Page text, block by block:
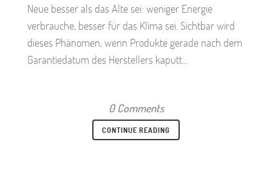
Neue besser als das Alte sei: weniger Energie
verbrauche, besser für das Klima sei. Sichtbar wird
dieses Phänomen, wenn Produkte gerade nach dem
Garantiedatum des Herstellers kaputt...
0 Comments
CONTINUE READING